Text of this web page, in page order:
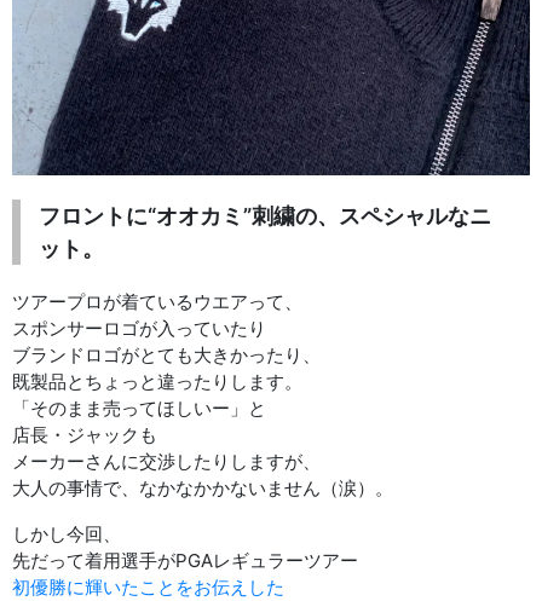
フロントに“オオカミ”刺繍の、スペシャルなニ
ット。
ツアープロが着ているウエアって、
スポンサーロゴが入っていたり
ブランドロゴがとても大きかったり、
既製品とちょっと違ったりします。
「そのまま売ってほしいー」と
店長・ジャックも
メーカーさんに交渉したりしますが、
大人の事情で、なかなかかないません（涙）。
しかし今回、
先だって着用選手がPGAレギュラーツアー
初優勝に輝いたことをお伝えした